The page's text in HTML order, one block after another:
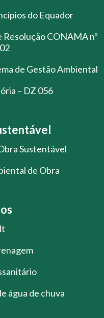
do Equador
CONAMA nº
de Gestão Ambiental
– DZ 056
Sustentável
de Obra
água de chuva